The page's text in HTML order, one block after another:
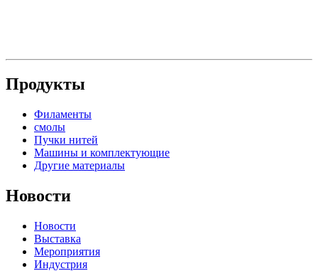
Продукты
Филаменты
смолы
Пучки нитей
Машины и комплектующие
Другие материалы
Новости
Новости
Выставка
Мероприятия
Индустрия